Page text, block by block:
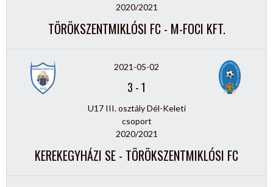
2020/2021
TÖRÖKSZENTMIKLÓSI FC - M-FOCI KFT.
2021-05-02
3 -1
U17 III. osztály Dél-Keleti
csoport
2020/2021
KEREKEGYHÁZI SE - TÖRÖKSZENTMIKLÓSI FC